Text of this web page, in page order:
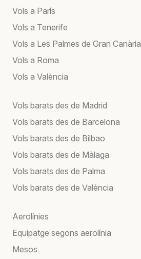
Vols a París
Vols a Tenerife
Vols a Les Palmes de Gran Canària
Vols a Roma
Vols a València
Vols barats des de Madrid
Vols barats des de Barcelona
Vols barats des de Bilbao
Vols barats des de Màlaga
Vols barats des de Palma
Vols barats des de València
Aerolínies
Equipatge segons aerolínia
Mesos